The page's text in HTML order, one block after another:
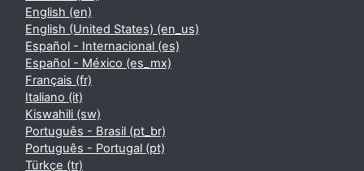
English ‎(en)‎
English (United States) ‎(en_us)‎
Español - Internacional ‎(es)‎
Español - México ‎(es_mx)‎
Français ‎(fr)‎
Italiano ‎(it)‎
Kiswahili ‎(sw)‎
Português - Brasil ‎(pt_br)‎
Português - Portugal ‎(pt)‎
Türkçe ‎(tr)‎